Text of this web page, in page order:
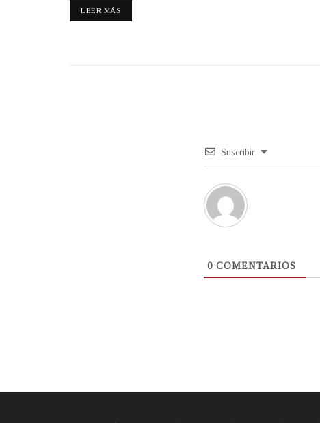
LEER MÁS
Suscribir
0 COMENTARIOS